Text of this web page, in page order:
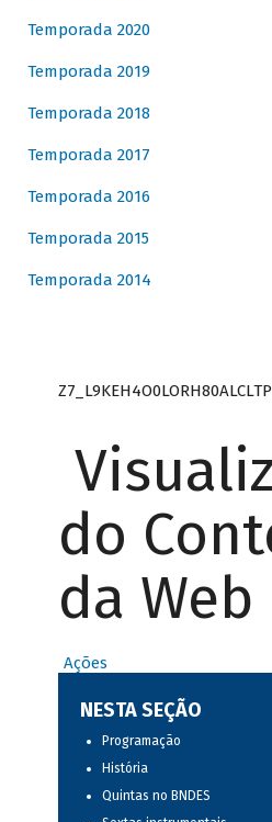
Temporada 2020
Temporada 2019
Temporada 2018
Temporada 2017
Temporada 2016
Temporada 2015
Temporada 2014
do
da Web
Ações
NESTA SEÇÃO
Programação
História
Quintas no BNDES